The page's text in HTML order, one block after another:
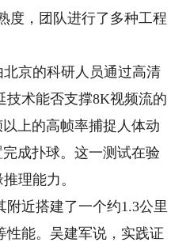
度，团队进行了多种工程
京的科研人员通过高清
技术能否支撑8K视频流的
上的高帧率捕捉人体动
成扑球。这一测试在验
理能力。
近搭建了一个约1.3公里
性能。吴建军说，实践证